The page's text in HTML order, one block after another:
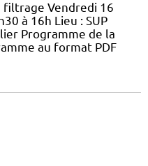
filtrage Vendredi 16
à 16h Lieu : SUP
Programme de la
au format PDF